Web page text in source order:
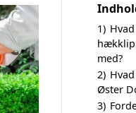
1)
med?
2)
Øster
3)